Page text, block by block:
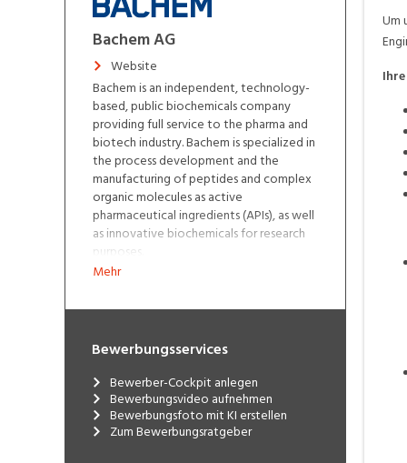
Bachem AG
Website
Bachem is an independent, technology-
based, public biochemicals company
providing full service to the pharma and
biotech industry. Bachem is specialized in
the process development and the
manufacturing of peptides and complex
organic molecules as active
pharmaceutical ingredients (APIs), as well
as innovative biochemicals for research
purposes.
Bachem has more than 40 years of
know-how in peptide chemistry and
Efficient manufacturing processes (cost
leadership) Bachem sets industry
standards With headquarters in
Bubendorf, Switzerland and affiliates in
Europe and the US, Bachem works on a
global scale and holds a leading position
Mehr
Bewerbungsservices
Bewerber-Cockpit anlegen
Bewerbungsvideo aufnehmen
Bewerbungsfoto mit KI erstellen
Zum Bewerbungsratgeber
Um